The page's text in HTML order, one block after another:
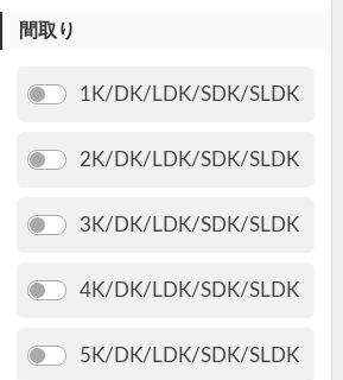
間取り
1K/DK/LDK/SDK/SLDK
2K/DK/LDK/SDK/SLDK
3K/DK/LDK/SDK/SLDK
4K/DK/LDK/SDK/SLDK
5K/DK/LDK/SDK/SLDK